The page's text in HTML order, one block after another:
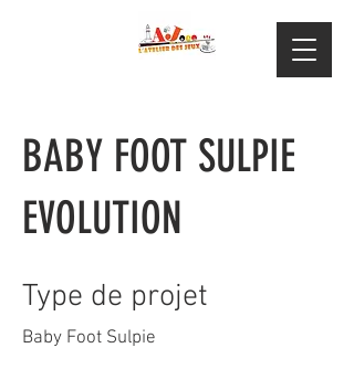
BABY FOOT SULPIE
EVOLUTION
Type de projet
Baby Foot Sulpie